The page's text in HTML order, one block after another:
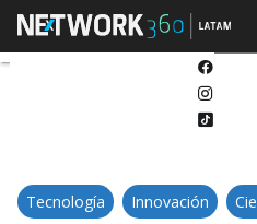
Tecnología Innovación